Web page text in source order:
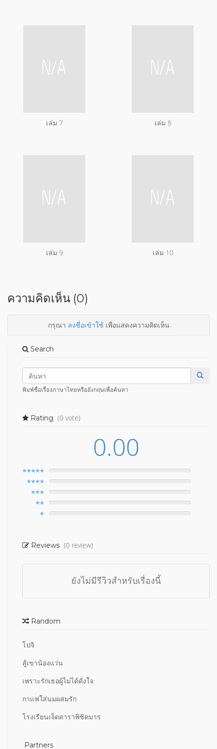
เล่ม 7 เล่ม 8
เล่ม 9 เล่ม 10
ความคิดเห็น (0)
กรุณา ลงชื่อเข้าใช้เพื่อแสดงความคิดเห็น
Search
พิมพ์ชื่อเรื่องภาษาไทยหรืออังกฤษเพื่อค้นหา
Rating (0 vote)
0.00
Reviews (0 review)
ยังไม่มีรีวิวสำหรับเรื่องนี้
Random
โปจิ
สู้เขาน้องแว่น
เพราะรักเธอผู้ไม่ได้ดั่งใจ
กาแฟใส่นมผสมรัก
โรงเรียนเจ็ดดาราพิชิตมาร
Partners